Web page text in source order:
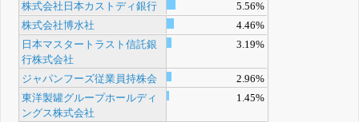
株式会社日本カストディ銀行
5.56%
株式会社博水社
4.46%
日本マスタートラスト信託銀
行株式会社
3.19%
ジャパンフーズ従業員持株会
2.96%
東洋製罐グループホールディ
ングス株式会社
1.45%